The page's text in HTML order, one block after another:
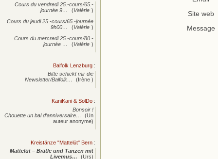
Site web
Message
Cours du vendredi 25.-cours/65.-
journée 9… (Valérie )
Cours du jeudi 25.-cours/65.-journée
9h00…
(Valérie )
Cours du mercredi 25.-cours/80.-
journée … (Valérie )
Balfolk Lenzburg :
Bitte schickt mir die
Newsletter/Balfolk…
(Irène )
KaniKani & SolDo :
Bonsoir !
Chouette un bal d’anniversaire…
(Un
auteur anonyme)
Kreistänze "Mattelüt" Bern :
Mattelüt – Brätle und Tanzen mit
Livemus…
(Urs)